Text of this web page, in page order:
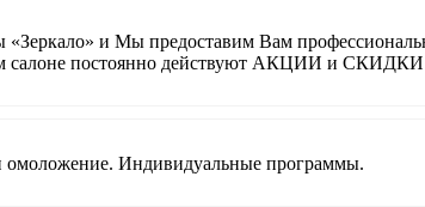
«Зеркало» и Мы предоставим Вам
салоне постоянно действуют АКЦИИ и
Индивидуальные программы.